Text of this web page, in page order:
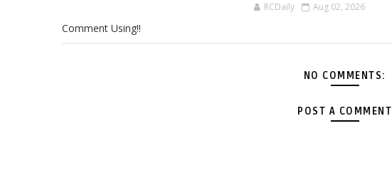
RCDaily Aug 02, 2026
Comment Using!!
NO COMMENTS:
POST A COMMENT